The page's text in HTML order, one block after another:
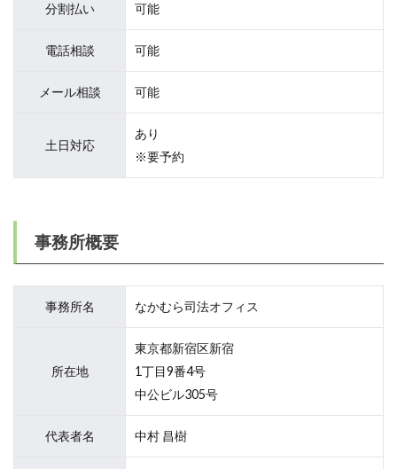
分割払い 可能
電話相談 可能
メール相談 可能
土日対応
あり
※要予約
事務所概要
事務所名 なかむら司法オフィス
所在地
東京都新宿区新宿
1丁目9番4号
中公ビル305号
代表者名 中村 昌樹